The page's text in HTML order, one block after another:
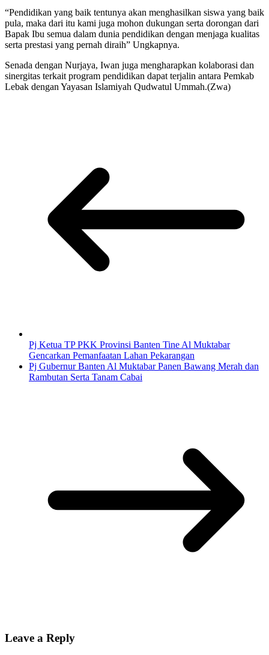
“Pendidikan yang baik tentunya akan menghasilkan siswa yang baik
pula, maka dari itu kami juga mohon dukungan serta dorongan dari
Bapak Ibu semua dalam dunia pendidikan dengan menjaga kualitas
serta prestasi yang pernah diraih” Ungkapnya.
Senada dengan Nurjaya, Iwan juga mengharapkan kolaborasi dan
sinergitas terkait program pendidikan dapat terjalin antara Pemkab
Lebak dengan Yayasan Islamiyah Qudwatul Ummah.(Zwa)
Pj Ketua TP PKK Provinsi Banten Tine Al Muktabar
Gencarkan Pemanfaatan Lahan Pekarangan
Pj Gubernur Banten Al Muktabar Panen Bawang Merah dan
Rambutan Serta Tanam Cabai
Leave a Reply